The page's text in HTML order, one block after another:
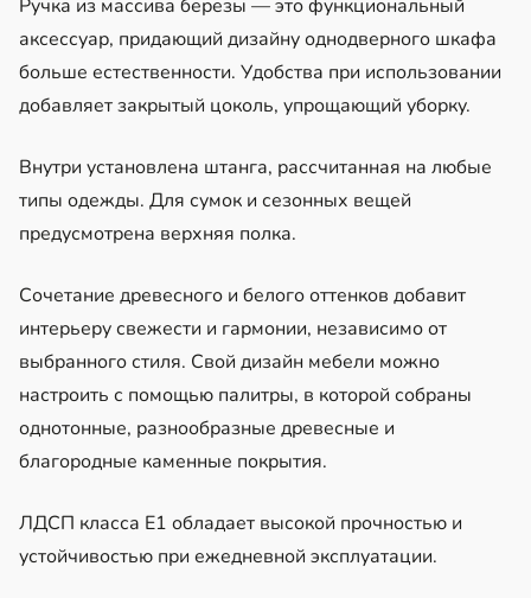
Ручка из массива березы — это функциональный
аксессуар, придающий дизайну однодверного шкафа
больше естественности. Удобства при использовании
добавляет закрытый цоколь, упрощающий уборку.
Внутри установлена штанга, рассчитанная на любые
типы одежды. Для сумок и сезонных вещей
предусмотрена верхняя полка.
Сочетание древесного и белого оттенков добавит
интерьеру свежести и гармонии, независимо от
выбранного стиля. Свой дизайн мебели можно
настроить с помощью палитры, в которой собраны
однотонные, разнообразные древесные и
благородные каменные покрытия.
ЛДСП класса Е1 обладает высокой прочностью и
устойчивостью при ежедневной эксплуатации.